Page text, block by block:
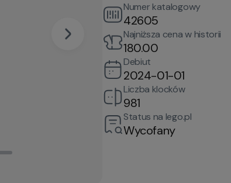
Numer katalogowy
42605
Najniższa cena w historii
180.00
Debiut
2024-01-01
Liczba klocków
981
Status na lego.pl
Wycofany